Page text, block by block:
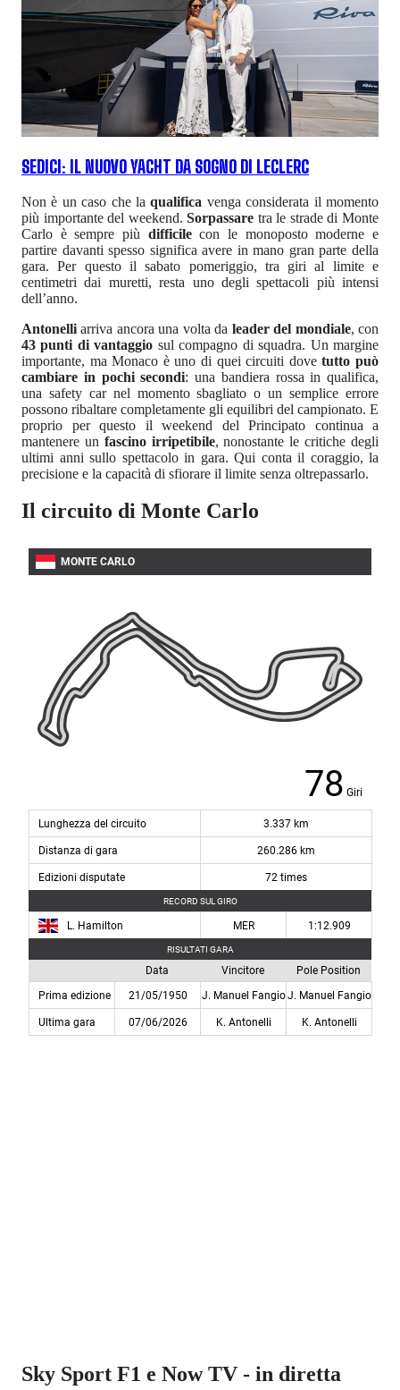
SEDICI: IL NUOVO YACHT DA SOGNO DI LECLERC
Non è un caso che laqualifica venga considerata il momento
più importante del weekend.Sorpassare tra le strade di Monte
Carlo è sempre più difficilecon le monoposto moderne e
partire davanti spesso significa avere in mano gran parte della
gara. Per questo il sabato pomeriggio, tra giri al limite e
centimetri dai muretti, resta uno degli spettacoli più intensi
dell’anno.
Antonelliarriva ancora una volta da leader del mondiale, con
43 punti di vantaggio sul compagno di squadra. Un margine
importante, ma Monaco è uno di quei circuiti dovetutto può
cambiare in pochi secondi: una bandiera rossa in qualifica,
una safety car nel momento sbagliato o un semplice errore
possono ribaltare completamente gli equilibri del campionato. E
proprio per questo il weekend del Principato continua a
mantenere un fascino irripetibile, nonostante le critiche degli
ultimi anni sullo spettacolo in gara. Qui conta il coraggio, la
precisione e la capacità di sfiorare il limite senza oltrepassarlo.
Il circuito di Monte Carlo
Sky Sport F1 e Now TV - in diretta